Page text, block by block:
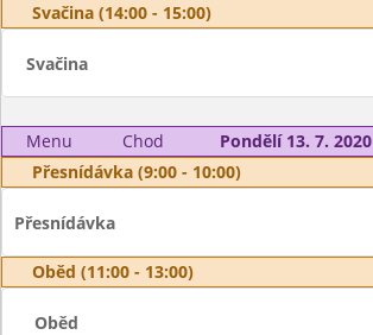
Svačina (14:00 - 15:00)
Svačina
Menu Chod
Pondělí 13. 7. 2020
Přesnídávka (9:00 - 10:00)
Přesnídávka
Oběd (11:00 - 13:00)
Oběd